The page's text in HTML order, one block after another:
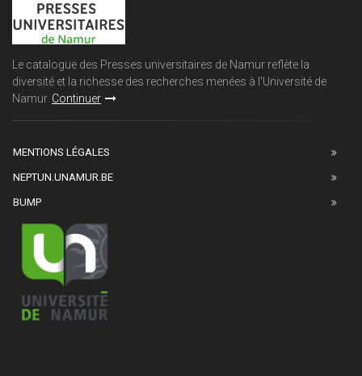
Le catalogue des Presses universitaires de Namur reflète la
diversité et la richesse des recherches menées à l'Université de
Namur. Continuer
MENTIONS LÉGALES
NEPTUN.UNAMUR.BE
BUMP